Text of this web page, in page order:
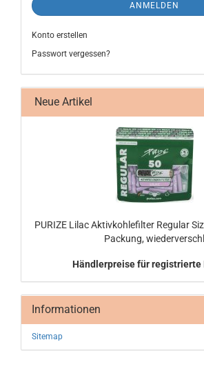
ANMELDEN
Konto erstellen
Passwort vergessen?
Neue Artikel
PU­RI­ZE Lilac Ak­tiv­koh­le­fil­ter Re­gu­lar
Pa­ckung, wie­der­ver­schl
Händlerpreise für registrierte
Informationen
Sitemap